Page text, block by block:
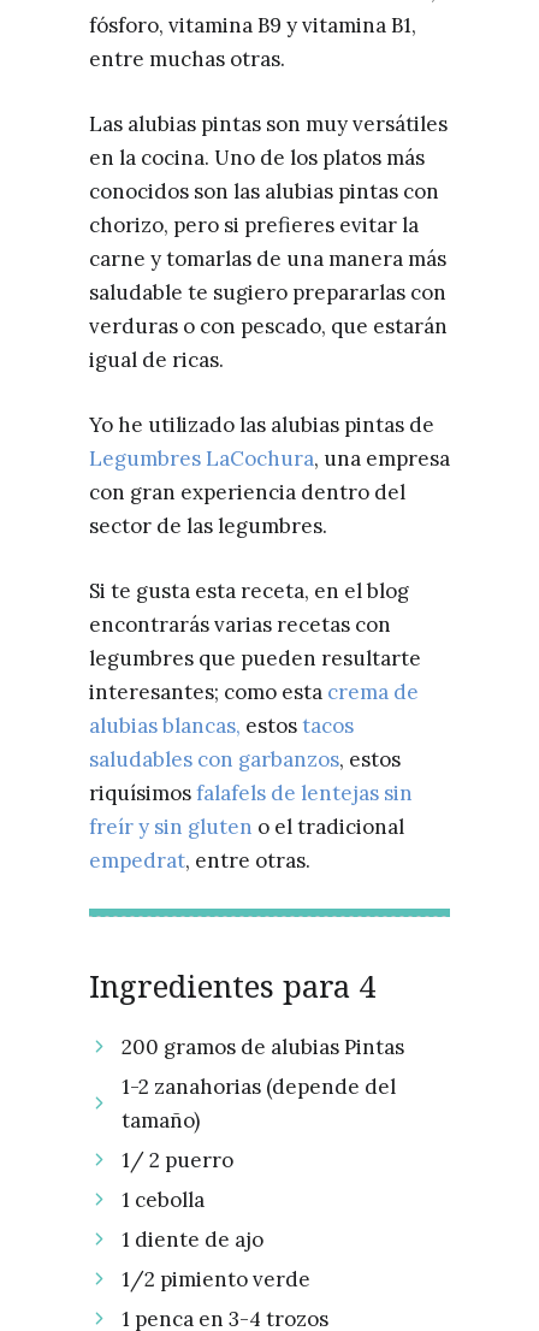
fósforo, vitamina B9 y vitamina B1,
entre muchas otras.
Las alubias pintas son muy versátiles
en la cocina. Uno de los platos más
conocidos son las alubias pintas con
chorizo, pero si prefieres evitar la
carne y tomarlas de una manera más
saludable te sugiero prepararlas con
verduras o con pescado, que estarán
igual de ricas.
Yo he utilizado las alubias pintas de
Legumbres LaCochura, una empresa
con gran experiencia dentro del
sector de las legumbres.
Si te gusta esta receta, en el blog
encontrarás varias recetas con
legumbres que pueden resultarte
interesantes; como esta crema de
alubias blancas, estostacos
saludables con garbanzos, estos
riquísimosfalafels de lentejas sin
freír y sin gluten o el tradicional
empedrat, entre otras.
Ingredientes para 4
200 gramos de alubias Pintas
1-2 zanahorias (depende del
tamaño)
1/ 2 puerro
1 cebolla
1 diente de ajo
1/2 pimiento verde
1 penca en 3-4 trozos